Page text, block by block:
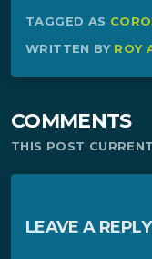
TAGGED AS
WRITTEN BY ROY
COMMENTS
THIS POST
LEAVE A REPLY